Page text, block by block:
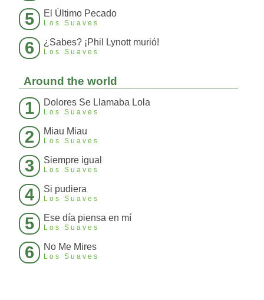
5 El Último Pecado
Los Suaves
6 ¿Sabes? ¡Phil Lynott murió!
Los Suaves
Around the world
1 Dolores Se Llamaba Lola
Los Suaves
2 Miau Miau
Los Suaves
3 Siempre igual
Los Suaves
4 Si pudiera
Los Suaves
5 Ese día piensa en mí
Los Suaves
6 No Me Mires
Los Suaves